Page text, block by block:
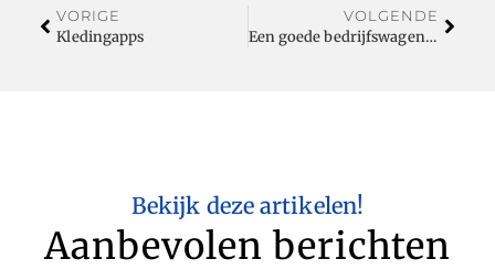
VORIGE
Kledingapps
VOLGENDE
Een goede bedrijfswagen leasen? Kies voor een betrouwbare Volkswagen bus!
Bekijk deze artikelen!
Aanbevolen berichten